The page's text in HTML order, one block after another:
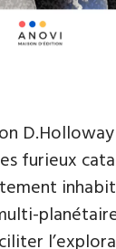
D.Holloway
furieux